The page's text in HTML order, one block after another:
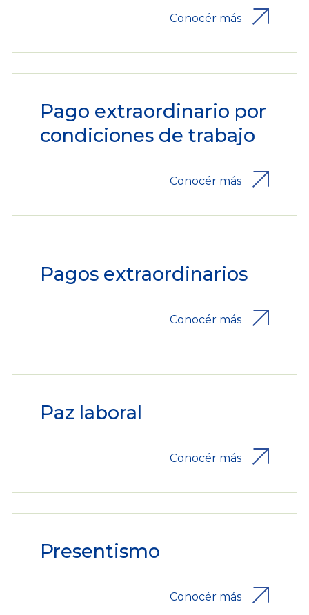
Conocér más
Pago extraordinario por
condiciones de trabajo
Conocér más
Pagos extraordinarios
Conocér más
Paz laboral
Conocér más
Presentismo
Conocér más